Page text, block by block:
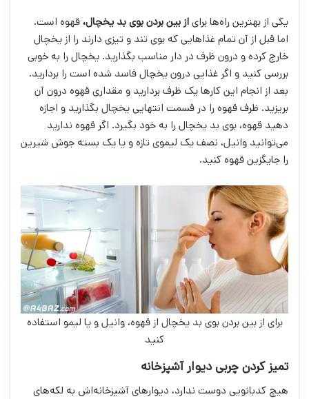
یکی از بهترین راه‌ها برایاز بین بردن بوی بد یخچال،قهوه است.
اما قبل از آن تمام غذا‌هایی که بوی تند و تیزی دارند را از یخچال
خارج کرده و درون ظرف در دار مناسب بگذارید. یخچال را به خوبی
بررسی کنید و اگر غذایی درون یخچال فاسد شده است را بردارید.
بعد از انجام این کار‌ها یک ظرف بردارید و مقداری قهوه درون آن
بریزید. ظرف قهوه را در قسمت انتهایی یخچال بگذارید و اجازه
دهید قهوه، بوی بد یخچال را به خود بگیرد. اگر قهوه ندارید
می‌توانید وانیل، نصف یک لیموی تازه و یا یک بسته جوش شیرین
را جایگزین قهوه کنید.
برای از بین بردن بوی بد یخچال از قهوه، وانیل و یا لیمو استفاده
کنید
تمیز کردن چربی دیوار آشپزخانه
هیچ کدبانویی دوست ندارد، دیوارهای آشپزخانه‌اش به لکه‌های